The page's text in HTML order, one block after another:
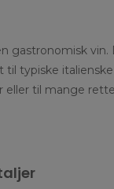
gastronomisk
til typiske
eller til mange